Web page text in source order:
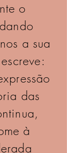
o
a sua
das
à